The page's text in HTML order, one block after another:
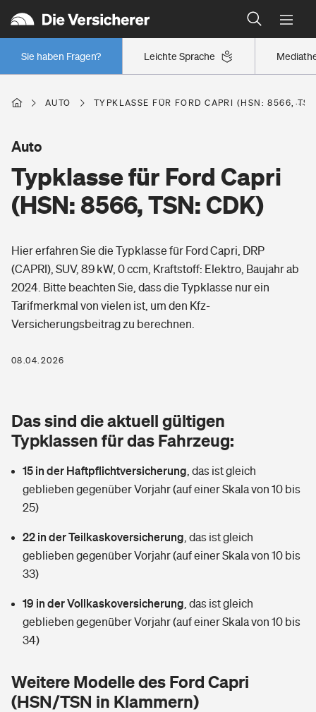
Leichte Sprache
Sie haben Fragen?
Wer versichert was: Jetzt Versicherer finden
Regionalklassen: So ist Ihre Region eingestuft
Wer versichert was: Jetzt Versicherer finden
Berufsunfähigkeitsversicherung
Erwerbsunfähigkeitsversicherung
Grundfähigkeitsversicherung
Arbeitsrechtsschutz
Berufshaftpflichtversicherung
Zur Übersicht
Tools
Wer versichert was: Jetzt Versicherer finden
Sie haben Fragen?
Wohnen
Glasversicherung
Mietkautionsversicherung
Restkreditversicherung
Zur Übersicht
Tools
Wer versichert was: Jetzt Versicherer finden
Freizeit
Pri­vate Haft­pflicht­
Kinderunfall­ver­si­che­rung
Kinderinvalidität
Hundehalter-Haftpflicht
Handyversicherung
Musikinstrumentenversicherung
Gesundheit
Private Krankenversicherung
Dread-Disease-Versicherung
Tierkrankenversicherung
Zur Übersicht
Tools
Wer versichert was: Jetzt Versicherer finden
Sie haben Fragen?
Rentenrechner: Wie viel Geld bekomme ich im Alter?
AUTO TYPKLASSE FÜR FORD CAPRI (HSN: 8566,
Typklasse für Ford Capri
(HSN: 8566, TSN: CDK)
Auto
Hier erfahren Sie die Typklasse für Ford Capri, DRP
(CAPRI), SUV, 89 kW, 0 ccm, Kraftstoff: Elektro, Baujahr ab
2024. Bitte beachten Sie, dass die Typklasse nur ein
Tarifmerkmal von vielen ist, um den Kfz-
Versicherungsbeitrag zu berechnen.
08.04.2026
Das sind die aktuell gültigen
Typklassen für das Fahrzeug:
15 in der Haftpflichtversicherung das ist gleich
geblieben gegenüber Vorjahr (auf einer Skala von 10 bis
25)
22 in der Teilkaskoversicherung das ist gleich
geblieben gegenüber Vorjahr (auf einer Skala von 10 bis
33)
19 in der Vollkaskoversicherung das ist gleich
geblieben gegenüber Vorjahr (auf einer Skala von 10 bis
34)
Weitere Modelle des Ford Capri
(HSN/TSN in Klammern)